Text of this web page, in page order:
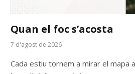
Quan el foc s’acosta
7 d'agost de 2026
Cada estiu tornem a mirar el mapa